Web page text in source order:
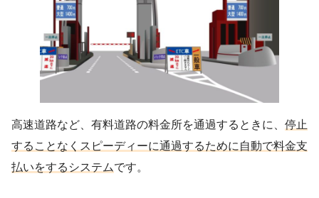
高速道路など、有料道路の料金所を通過するときに、 停止
することなくスピーディーに通過するために自動で料金支
払いをするシステムです。